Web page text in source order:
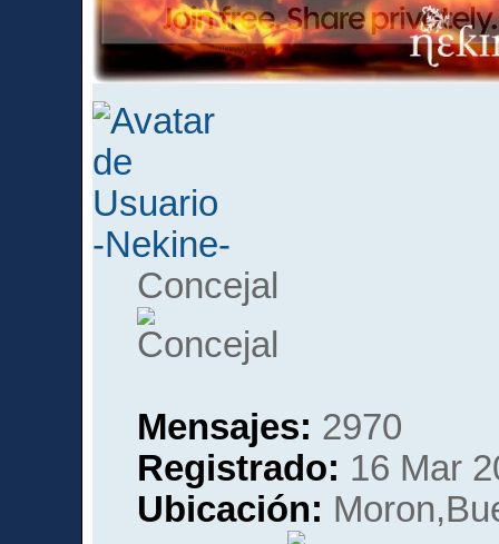
-Nekine-
Concejal
Mensajes: 2970
Registrado: 16 Mar
Ubicación: